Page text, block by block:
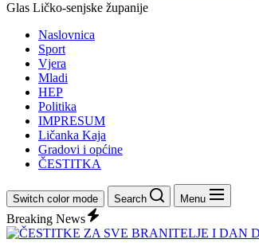
Glas Ličko-senjske županije
Naslovnica
Sport
Vjera
Mladi
HEP
Politika
IMPRESUM
Ličanka Kaja
Gradovi i općine
ČESTITKA
Switch color mode Search Menu
Breaking News